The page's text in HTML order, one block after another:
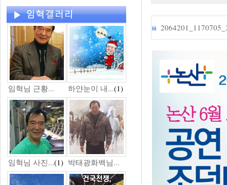
임혁님 근황... 하얀눈이 내...(1)
임혁님 사진...(1) 박태광화백님...